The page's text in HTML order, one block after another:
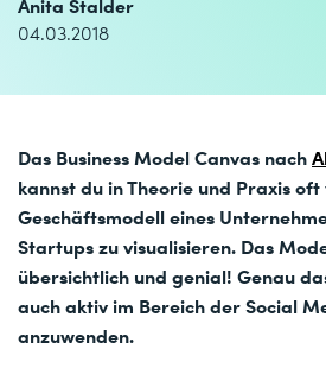
04.03.2018
Das Business Model Canvas nach
kannst du in Theorie und Praxis
Geschäftsmodell eines
Startups zu visualisieren. Das
übersichtlich und genial! Genau
auch aktiv im Bereich der Social
anzuwenden.